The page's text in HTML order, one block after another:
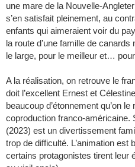
une mare de la Nouvelle-
s’en satisfait pleinement, au
enfants qui aimeraient voir du
la route d’une famille de
le large, pour le meilleur et…
A la réalisation, on retrouve le
doit l’excellent Ernest et
beaucoup d’étonnement qu’on
coproduction franco-américaine.
(2023) est un divertissement
trop de difficulté. L’animation est
certains protagonistes tirent leur